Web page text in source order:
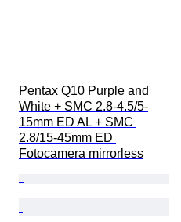
Pentax Q10 Purple and
White + SMC 2.8-4.5/5-
15mm ED AL + SMC
2.8/15-45mm ED
Fotocamera mirrorless